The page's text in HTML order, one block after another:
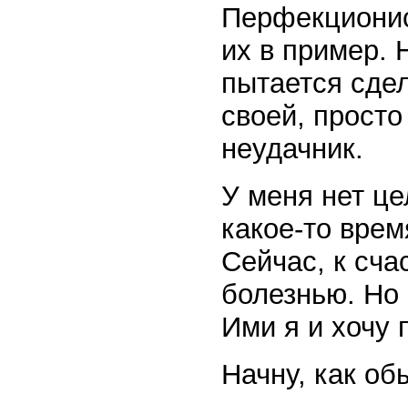
их в пример.
пытается
своей,
неудачник.
У меня нет
какое-то
Сейчас, к
болезнью. Но
Ими я и хочу
Начну, как